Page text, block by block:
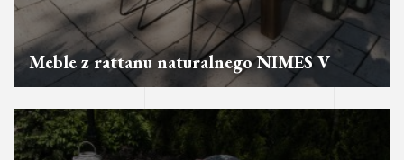
Meble z rattanu naturalnego NIMES V